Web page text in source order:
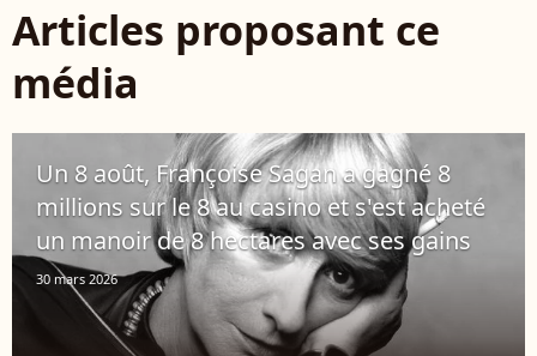
Articles proposant ce
média
Un 8 août, Françoise Sagan a gagné 8
millions sur le 8 au casino et s'est acheté
un manoir de 8 hectares avec ses gains
30 mars 2026